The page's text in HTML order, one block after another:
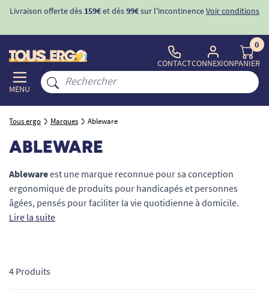
Livraison offerte dès 159€et dès99€sur l'incontinenceVoir conditions
MENU
CONTACTCONNEXION
0
PANIER
Tous ergo Marques Ableware
ABLEWARE
Ablewareest une marque reconnue pour sa conception
ergonomique de produits pour handicapés et personnes
âgées, pensés pour faciliter la vie quotidienne à domicile.
Spécialisée dans l’aide à la vie et le maintien de l’autonomie, la
confort, sécurité et indépendance, tout en soulageant les
Lire la suite
4 Produits